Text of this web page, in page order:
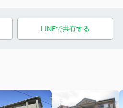
LINEで共有する